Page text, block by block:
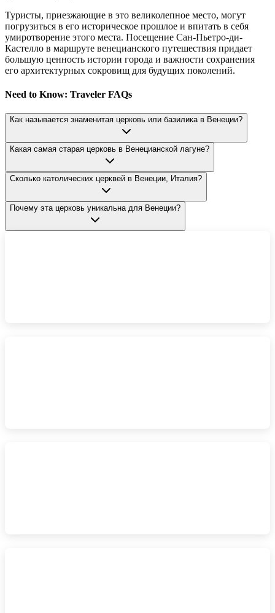
Туристы, приезжающие в это великолепное место, могут
погрузиться в его историческое прошлое и впитать в себя
умиротворение этого места. Посещение Сан-Пьетро-ди-
Кастелло в маршруте венецианского путешествия придает
большую ценность истории города и важности сохранения
его архитектурных сокровищ для будущих поколений.
Need to Know: Traveler FAQs
Как называется знаменитая церковь или базилика в Венеции?
Какая самая старая церковь в Венецианской лагуне?
Сколько католических церквей в Венеции, Италия?
Почему эта церковь уникальна для Венеции?